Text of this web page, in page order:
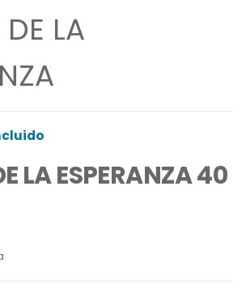
LA
LA ESPERANZA 40